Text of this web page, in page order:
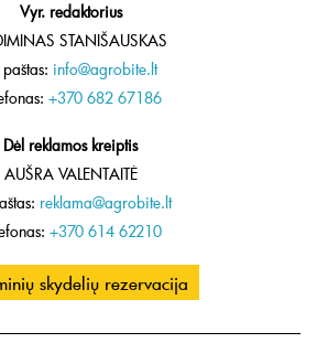
Vyr. redaktorius
STANIŠAUSKAS
paštas: info@agrobite.lt
+370 682 67186
Dėl reklamos kreiptis
AUŠRA VALENTAITĖ
reklama@agrobite.lt
+370 614 62210
skydelių rezervacija